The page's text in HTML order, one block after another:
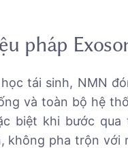
pháp
tái sinh, NMN
và toàn bộ hệ
biệt khi bước qua
không pha trộn với